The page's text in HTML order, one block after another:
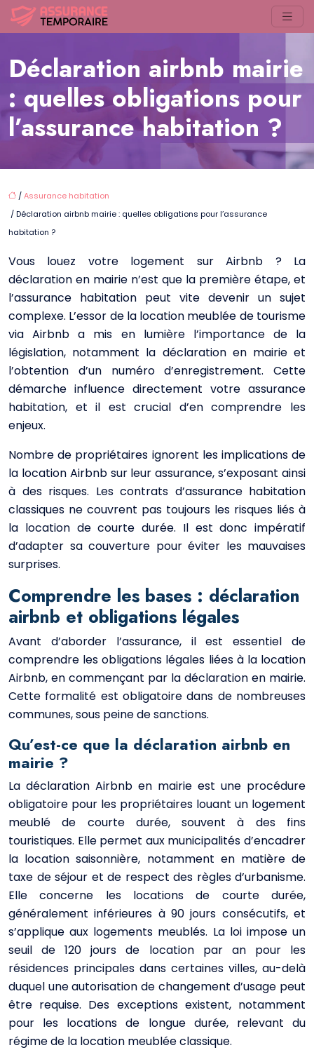
Déclaration airbnb mairie
: quelles obligations pour
l’assurance habitation ?
/Assurance habitation
/ Déclaration airbnb mairie : quelles obligations pour l’assurance
habitation ?
Vous louez votre logement sur Airbnb ? La
déclaration en mairie n’est que la première étape, et
l’assurance habitation peut vite devenir un sujet
complexe. L’essor de la location meublée de tourisme
via Airbnb a mis en lumière l’importance de la
législation, notamment la déclaration en mairie et
l’obtention d’un numéro d’enregistrement. Cette
démarche influence directement votre assurance
habitation, et il est crucial d’en comprendre les
enjeux.
Nombre de propriétaires ignorent les implications de
la location Airbnb sur leur assurance, s’exposant ainsi
à des risques. Les contrats d’assurance habitation
classiques ne couvrent pas toujours les risques liés à
la location de courte durée. Il est donc impératif
d’adapter sa couverture pour éviter les mauvaises
surprises.
Comprendre les bases : déclaration
airbnb et obligations légales
Avant d’aborder l’assurance, il est essentiel de
comprendre les obligations légales liées à la location
Airbnb, en commençant par la déclaration en mairie.
Cette formalité est obligatoire dans de nombreuses
communes, sous peine de sanctions.
Qu’est-ce que la déclaration airbnb en
mairie ?
La déclaration Airbnb en mairie est une procédure
obligatoire pour les propriétaires louant un logement
meublé de courte durée, souvent à des fins
touristiques. Elle permet aux municipalités d’encadrer
la location saisonnière, notamment en matière de
taxe de séjour et de respect des règles d’urbanisme.
Elle concerne les locations de courte durée,
généralement inférieures à 90 jours consécutifs, et
s’applique aux logements meublés. La loi impose un
seuil de 120 jours de location par an pour les
résidences principales dans certaines villes, au-delà
duquel une autorisation de changement d’usage peut
être requise. Des exceptions existent, notamment
pour les locations de longue durée, relevant du
régime de la location meublée classique.